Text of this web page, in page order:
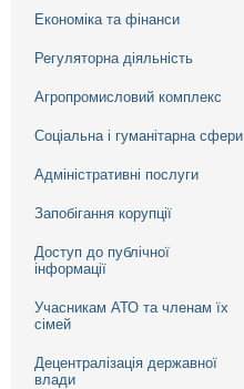
Економіка та фінанси
Регуляторна діяльність
Агропромисловий комплекс
Соціальна і гуманітарна сфери
Адміністративні послуги
Запобігання корупції
Доступ до публічної
інформації
Учасникам АТО та членам їх
сімей
Децентралізація державної
влади